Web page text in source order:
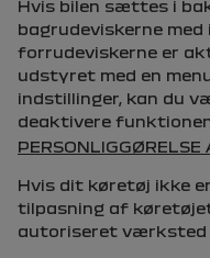
Hvis bilen sættes i
bagrudeviskerne
forrudeviskerne er
udstyret med en
indstillinger, kan du
deaktivere
PERSONLIGGØRELSE
Hvis dit køretøj ikke
tilpasning af
autoriseret værksted